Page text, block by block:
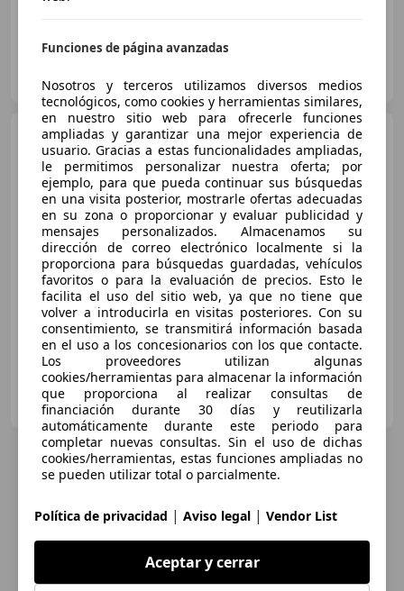
ES-08903 SANT ADRIÀ DE BESÒS
Audi A4 2.0TDI Advanced
edition S tronic 110kW
€ 17.500
Sin comparación
02/2016 188.000 km Diésel
110 kW (150 CV)
INTEGRAL MOTION LA GRELA
ES-15008 A Coruña
Funciones de página avanzadas
Nosotros y terceros utilizamos diversos medios
tecnológicos, como cookies y herramientas similares,
en nuestro sitio web para ofrecerle funciones
ampliadas y garantizar una mejor experiencia de
usuario. Gracias a estas funcionalidades ampliadas,
le permitimos personalizar nuestra oferta; por
ejemplo, para que pueda continuar sus búsquedas
en una visita posterior, mostrarle ofertas adecuadas
en su zona o proporcionar y evaluar publicidad y
mensajes personalizados. Almacenamos su
dirección de correo electrónico localmente si la
proporciona para búsquedas guardadas, vehículos
favoritos o para la evaluación de precios. Esto le
facilita el uso del sitio web, ya que no tiene que
volver a introducirla en visitas posteriores. Con su
consentimiento, se transmitirá información basada
en el uso a los concesionarios con los que contacte.
Los proveedores utilizan algunas
cookies/herramientas para almacenar la información
que proporciona al realizar consultas de
financiación durante 30 días y reutilizarla
automáticamente durante este periodo para
completar nuevas consultas. Sin el uso de dichas
cookies/herramientas, estas funciones ampliadas no
se pueden utilizar total o parcialmente.
Política de privacidad | Aviso legal | Vendor List
Aceptar y cerrar